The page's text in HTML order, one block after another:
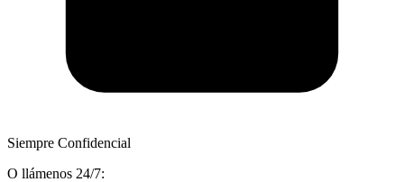
Siempre Confidencial
O llámenos 24/7: